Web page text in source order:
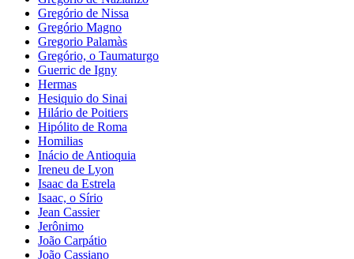
Gregório de Nissa
Gregório Magno
Gregorio Palamàs
Gregório, o Taumaturgo
Guerric de Igny
Hermas
Hesiquio do Sinai
Hilário de Poitiers
Hipólito de Roma
Homilias
Inácio de Antioquia
Ireneu de Lyon
Isaac da Estrela
Isaac, o Sírio
Jean Cassier
Jerônimo
João Carpátio
João Cassiano